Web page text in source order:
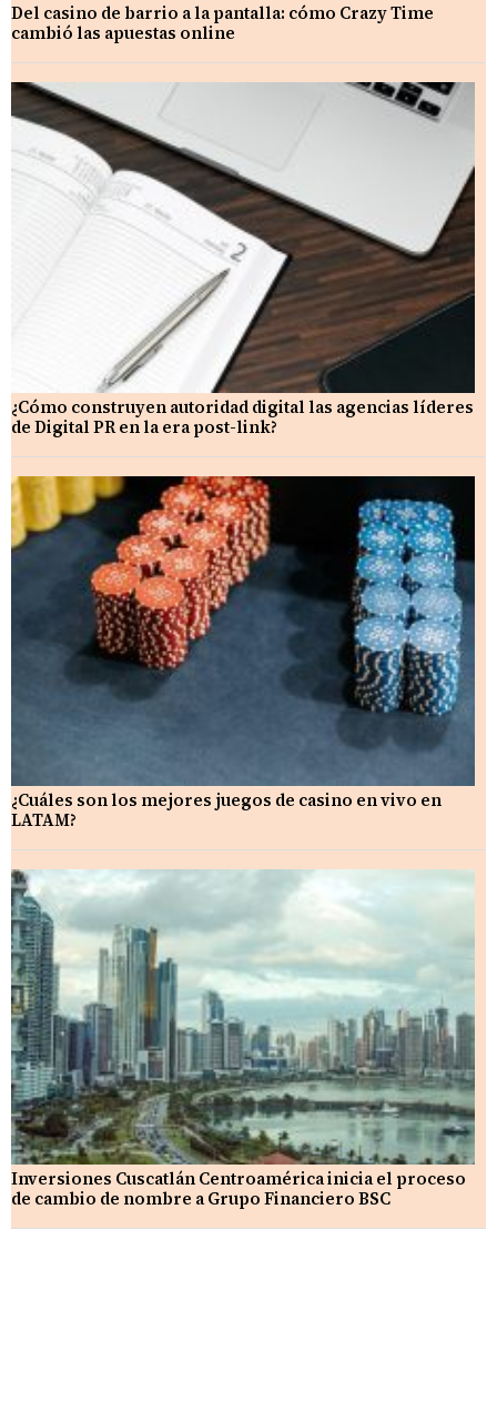
Del casino de barrio a la pantalla: cómo Crazy Time
cambió las apuestas online
¿Cómo construyen autoridad digital las agencias líderes
de Digital PR en la era post-link?
¿Cuáles son los mejores juegos de casino en vivo en
LATAM?
Inversiones Cuscatlán Centroamérica inicia el proceso
de cambio de nombre a Grupo Financiero BSC